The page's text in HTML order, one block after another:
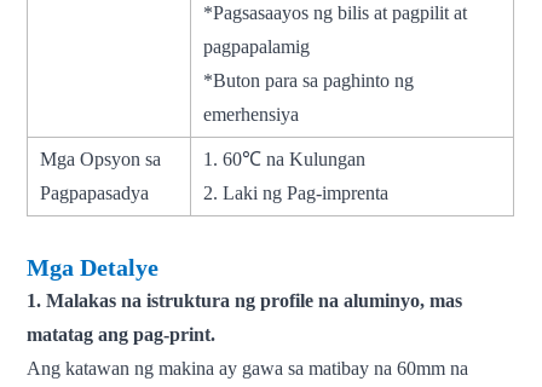
*Pagsasaayos ng bilis at pagpilit at
pagpapalamig
*Buton para sa paghinto ng
emerhensiya
Mga Opsyon sa
Pagpapasadya
1. 60℃ na Kulungan
2. Laki ng Pag-imprenta
Mga Detalye
1. Malakas na istruktura ng profile na aluminyo, mas
matatag ang pag-print.
Ang katawan ng makina ay gawa sa matibay na 60mm na